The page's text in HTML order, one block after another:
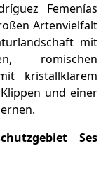
Femenías
Artenvielfalt
mit
römischen
kristallklarem
und einer
Ses